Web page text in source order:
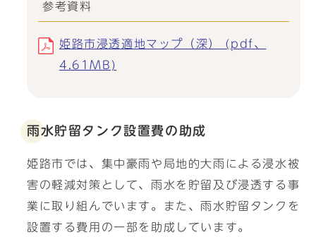
参考資料
姫路市浸透適地マップ（深） (pdf、
4.61MB)
雨水貯留タンク設置費の助成
姫路市では、集中豪雨や局地的大雨による浸水被
害の軽減対策として、雨水を貯留及び浸透する事
業に取り組んでいます。また、雨水貯留タンクを
設置する費用の一部を助成しています。